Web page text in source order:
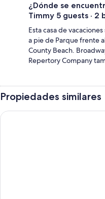
¿Dónde se
Timmy 5 guests · 2
Esta casa de
a pie de Parque frente
County Beach.
Repertory Company
Propiedades similares
Holiday Inn New York City -